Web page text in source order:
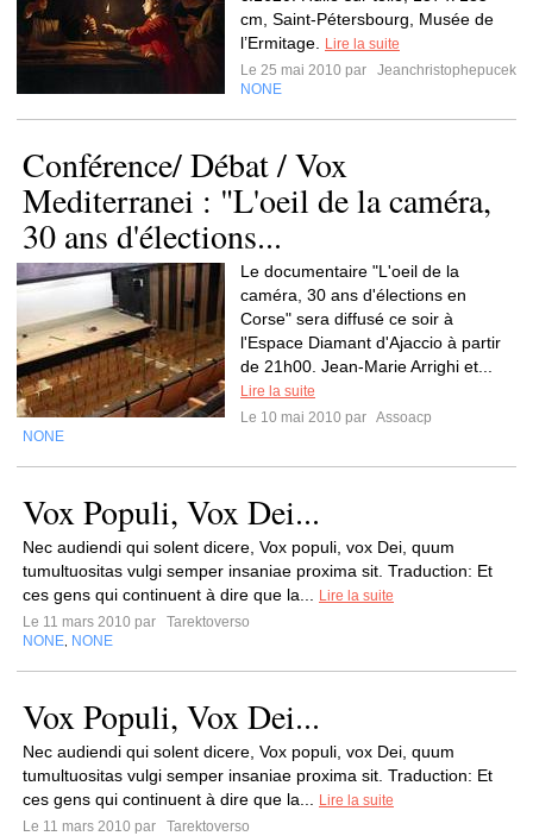
cm, Saint-Pétersbourg, Musée de
l’Ermitage.
Lire la suite
Le 25 mai 2010 par
Jeanchristophepucek
NONE
Conférence/ Débat / Vox
Mediterranei : "L'oeil de la caméra,
30 ans d'élections...
Le documentaire "L'oeil de la
caméra, 30 ans d'élections en
Corse" sera diffusé ce soir à
l'Espace Diamant d'Ajaccio à partir
de 21h00. Jean-Marie Arrighi et...
Lire la suite
Le 10 mai 2010 par Assoacp
NONE
Vox Populi, Vox Dei...
Nec audiendi qui solent dicere, Vox populi, vox Dei, quum
tumultuositas vulgi semper insaniae proxima sit. Traduction: Et
ces gens qui continuent à dire que la...
Lire la suite
Le 11 mars 2010 par
Tarektoverso
NONE NONE
Vox Populi, Vox Dei...
Nec audiendi qui solent dicere, Vox populi, vox Dei, quum
tumultuositas vulgi semper insaniae proxima sit. Traduction: Et
ces gens qui continuent à dire que la...
Lire la suite
Le 11 mars 2010 par
Tarektoverso